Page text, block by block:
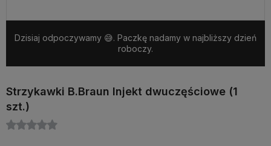
Dzisiaj odpoczywamy 😅. Paczkę nadamy w najbliższy dzień
roboczy.
Strzykawki B.Braun Injekt dwuczęściowe (1
szt.)